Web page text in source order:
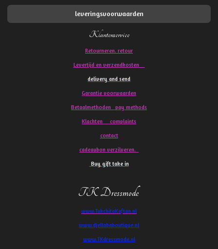
leveringsvoorwaarden
Klantenservice
Retourneren. retour
Levertijd en verzendkosten
delivery and send
Garantie voorwaarden
Betaalmethoden pay methods
Klachten complaints
contact
cadeaubon verzilveren.
Buy gift take in
TK Dressmode
www.TakchitaKaftan.nl
www.djellababoutique.nl
www.TKdressmode.nl